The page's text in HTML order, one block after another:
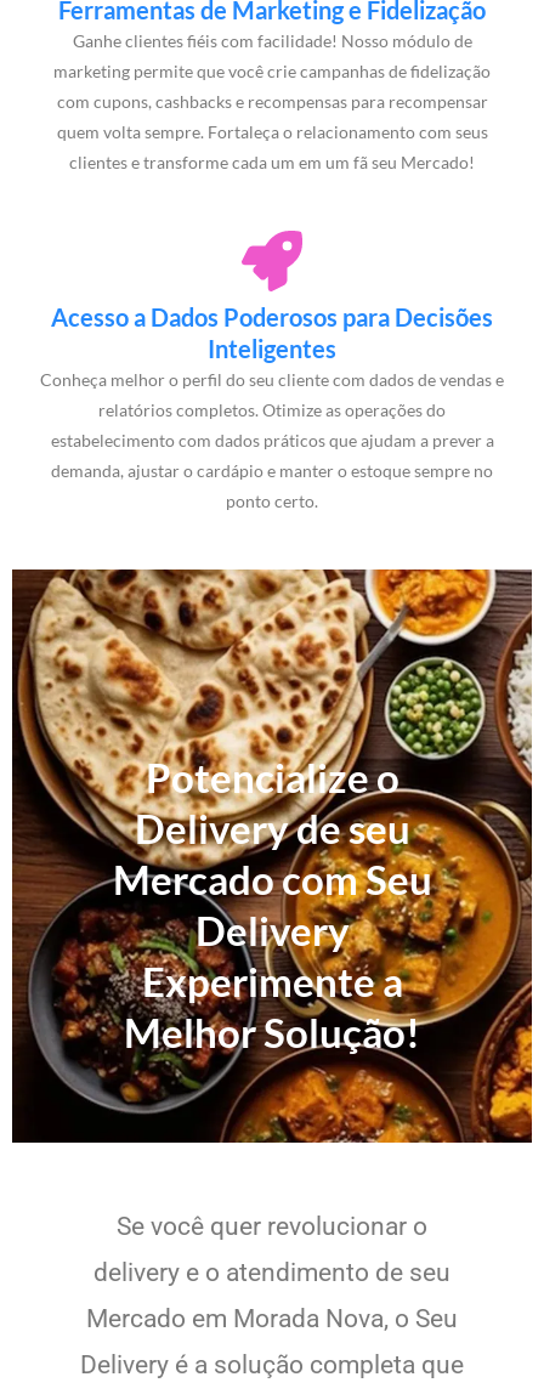
Ferramentas de Marketing e Fidelização
Ganhe clientes fiéis com facilidade! Nosso módulo de
marketing permite que você crie campanhas de fidelização
com cupons, cashbacks e recompensas para recompensar
quem volta sempre. Fortaleça o relacionamento com seus
clientes e transforme cada um em um fã seu Mercado!
Acesso a Dados Poderosos para Decisões
Inteligentes
Conheça melhor o perfil do seu cliente com dados de vendas e
relatórios completos. Otimize as operações do
estabelecimento com dados práticos que ajudam a prever a
demanda, ajustar o cardápio e manter o estoque sempre no
ponto certo.
Potencialize o
Delivery de seu
Mercado com Seu
Delivery
Experimente a
Melhor Solução!
Se você quer revolucionar o
delivery e o atendimento de seu
Mercado em Morada Nova, o Seu
Delivery é a solução completa que